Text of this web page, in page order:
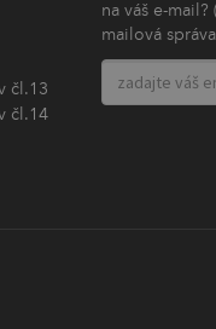
čl.13
čl.14
na váš e-
mailová